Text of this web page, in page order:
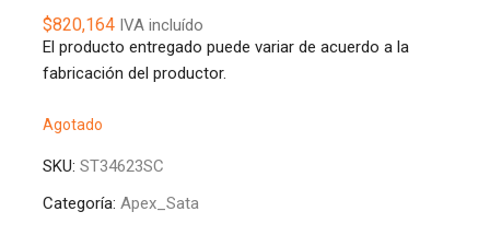
$820,164IVA incluído
El producto entregado puede variar de acuerdo a la
fabricación del productor.
Agotado
SKU: ST34623SC
Categoría: Apex_Sata